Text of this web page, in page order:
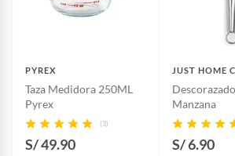
PYREX
Taza Medidora 250ML
Pyrex
(3)
S/ 49.90
JUST HOME
Manzana
S/ 6.90